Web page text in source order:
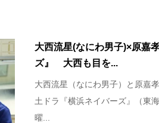
大西流星(なにわ男子)×原
ズ』 大西も目を...
大西流星（なにわ男子）と原嘉
土ドラ『横浜ネイバーズ』（東
曜...